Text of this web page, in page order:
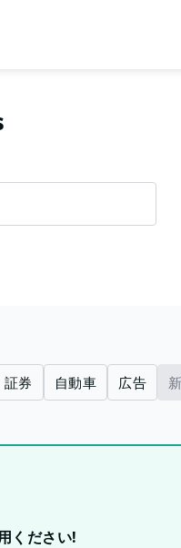
券 自動車 広告
ください!